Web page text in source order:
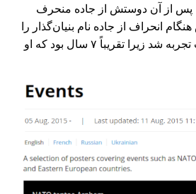
از آن دوستش از جاده منحرف
انحراف از جاده نام بنیان‌گذار را
صدا زد که آن هم عجیب تجربه شد زیرا تقریباً ۷ سال بود که او